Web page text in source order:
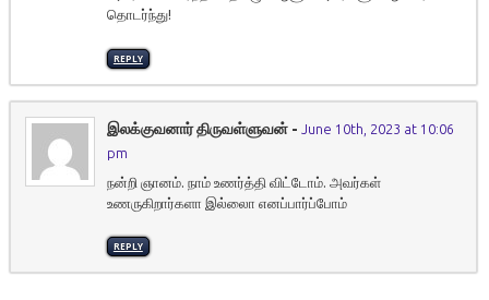
தொடர்ந்து!
REPLY
இலக்குவனார் திருவள்ளுவன் - June 10th, 2023 at 10:06
pm
நன்றி ஞானம். நாம் உணர்த்தி விட்டோம். அவர்கள்
உணருகிறார்களா இல்லைா எனப்பார்ப்போம்
REPLY